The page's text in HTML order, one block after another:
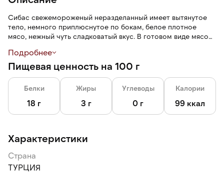
Сибас свежемороженый неразделанный имеет вытянутое
тело, немного приплюснутое по бокам, белое плотное
мясо, нежный чуть сладковатый вкус. В готовом виде мясо
упаковке весит 300–400 грамм.
Подробнее
Пищевая ценность на 100 г
Белки
18 г
Жиры
3 г
Углеводы
0 г
Калории
99 ккал
Характеристики
Страна
ТУРЦИЯ